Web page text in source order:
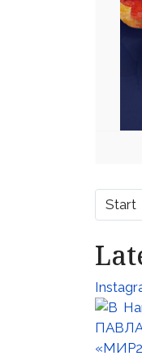
Start